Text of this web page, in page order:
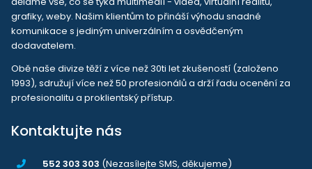
grafiky, weby. Našim klientům to přináší výhodu snadné
komunikace s jediným univerzálním a osvědčeným
dodavatelem.
Obě naše divize těží z více než 30ti let zkušeností (založeno
1993), sdružují více než 50 profesionálů a drží řadu ocenění za
profesionalitu a proklientský přístup.
Kontaktujte nás
552 303 303 (Nezasílejte SMS, děkujeme)